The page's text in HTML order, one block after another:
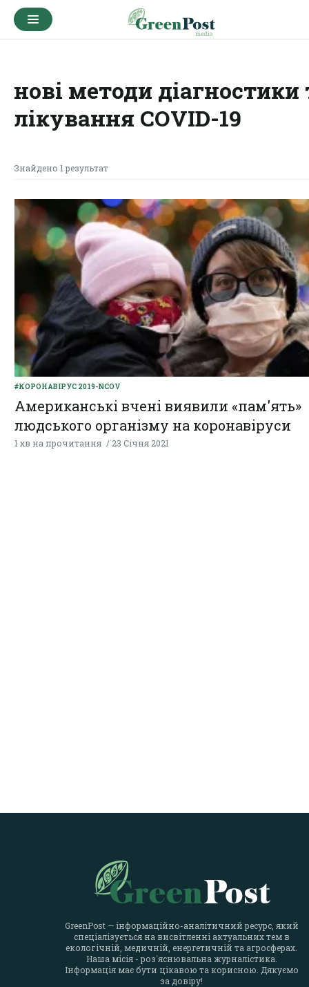
нові методи діагностики
лікування COVID-19
Знайдено 1 результат
#КОРОНАВІРУС 2019-NCOV
Американські вчені виявили «пам'ять»
людського організму на коронавіруси
1 хв на прочитання 23 Січня 2021
GreenPost — інформаційно-аналітичний ресурс, який
спеціалізується на висвітленні актуальних тем в
екологічній, медичній, енергетичній та агросферах.
Наша місія - роз`яснювальна журналістика.
Інформація має бути цікавою та корисною. Дякуємо
за довіру!